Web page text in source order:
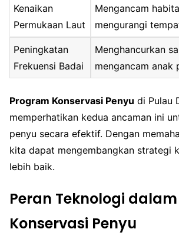
Kenaikan
Permukaan Laut
Mengancam
mengurangi
Peningkatan
Frekuensi Badai
Menghancurkan
mengancam anak
Program Konservasi Penyu di Pulau
memperhatikan kedua ancaman ini
penyu secara efektif. Dengan
kita dapat mengembangkan strategi
lebih baik.
Peran Teknologi dalam
Konservasi Penyu